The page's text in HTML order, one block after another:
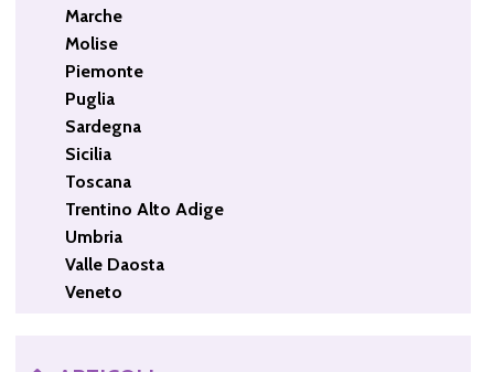
Marche
Molise
Piemonte
Puglia
Sardegna
Sicilia
Toscana
Trentino Alto Adige
Umbria
Valle Daosta
Veneto